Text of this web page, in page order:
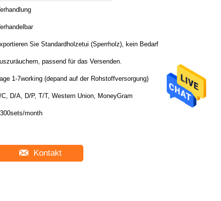
Sie Standardholzetui (Sperrholz), kein Bedarf
passend für das Versenden.
1-7working (depand auf der Rohstoffversorgung)
C, D/A, D/P, T/T, Western Union, MoneyGram
month
Kontakt